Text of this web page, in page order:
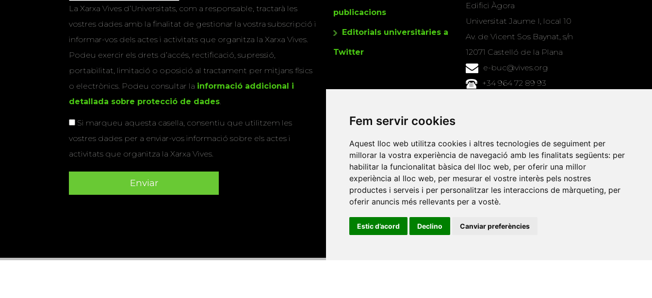
Fem servir cookies
Aquest lloc web utilitza cookies i altres tecnologies de seguiment per
millorar la vostra experiència de navegació amb les finalitats següents: per
habilitar la funcionalitat bàsica del lloc web, per oferir una millor
experiència al lloc web, per mesurar el vostre interès pels nostres
productes i serveis i per personalitzar les interaccions de màrqueting, per
oferir anuncis més rellevants per a vostè.
Estic d’acord Declino Canviar preferències
La Xarxa Vives d’Universitats, com a responsable, tractarà les
vostres dades amb la finalitat de gestionar la vostra subscripció i
informar-vos dels actes i activitats que organitza la Xarxa Vives.
Podeu exercir els drets d’accés, rectificació, supressió,
portabilitat, limitació o oposició al tractament per mitjans físics
o electrònics. Podeu consultar la informació addicional i
detallada sobre protecció de dades
Si marqueu aquesta casella, consentiu que utilitzem les
vostres dades per a enviar-vos informació sobre els actes i
activitats que organitza la Xarxa Vives.
publicacions
Editorials universitàries a
Twitter
Edifici Àgora
Universitat Jaume I, local 10
Av. de Vicent Sos Baynat, s/n
12071 Castelló de la Plana
e-buc@vives.org
+34 964 72 89 93